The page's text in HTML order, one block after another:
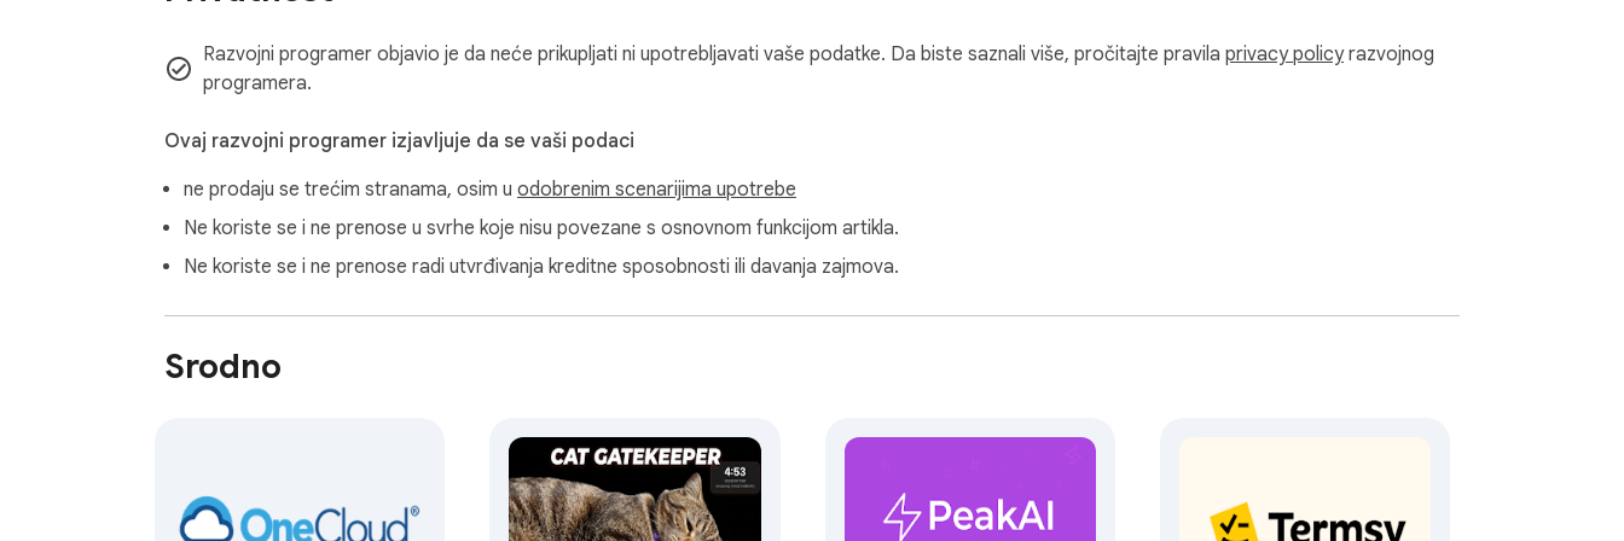
Cat Gatekeeper uključuje izvorni pomodoro mjerač vremena za podršku dosljednom izlazu.
1. Izravno pokrenite pomodoro timer sesiju
3. Pokreni intervale aplikacije prisilnog prekida
4. Održavajte ritam bez vanjskih alata
To osigurava da su i rad i odmor primijenjeni.
2️⃣ Blokirajte web stranice prema kategoriji pomoću logike blokatora web stranica
3️⃣ Omogućite blokator društvenih medija da trenutno blokirate sve društvene medije
Razvojni programer objavio je da neće prikupljati ni upotrebljavati vaše podatke. Da biste saznali više, pročitajte pravila privacy policyrazvojnog
programera.
Ovaj razvojni programer izjavljuje da se vaši podaci
ne prodaju se trećim stranama, osim u odobrenim scenarijima upotrebe
Ne koriste se i ne prenose u svrhe koje nisu povezane s osnovnom funkcijom artikla.
Ne koriste se i ne prenose radi utvrđivanja kreditne sposobnosti ili davanja zajmova.
Srodno